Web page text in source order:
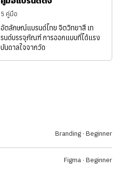
5 คู่มือ
อัตลักษณ์แบรนด์ไทย จิตวิทยาสี เท
รนด์บรรจุภัณฑ์ การออกแบบที่ได้แรง
บันดาลใจจากวัด
Branding · Beginner
Figma · Beginner